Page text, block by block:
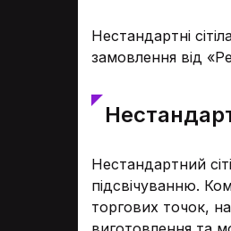
Нестандартні
замовлення від
Нестандартний
підсвічуванню.
торгових точок,